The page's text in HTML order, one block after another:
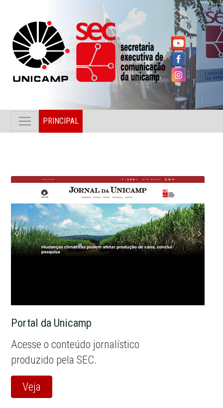
PRINCIPAL
Portal da Unicamp
Acesse o conteúdo jornalístico
produzido pela SEC.
Veja